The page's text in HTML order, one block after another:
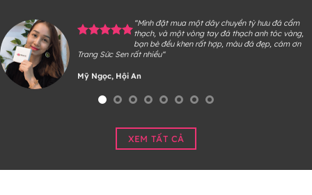
“Mình đặt mua một dây chuyền tỳ hưu đá cẩm
thạch, và một vòng tay đá thạch anh tóc vàng,
bạn bè đều khen rất hợp, màu đá đẹp, cám ơn
Trang Sức Sen rất nhiều“
Mỹ Ngọc, Hội An
XEM TẤT CẢ